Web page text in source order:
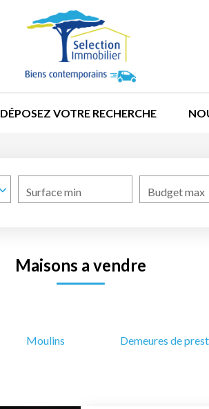
DÉPOSEZ VOTRE RECHERCHE
Surface min Budget max
Maisons a vendre
Moulins Demeures de